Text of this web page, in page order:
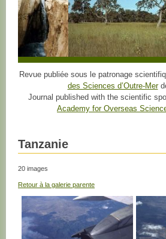
Revue publiée sous le patronage
des Sciences d’Outre-Mer
Journal published with the scientific
Academy for Overseas
Tanzanie
20 images
Retour à la galerie parente